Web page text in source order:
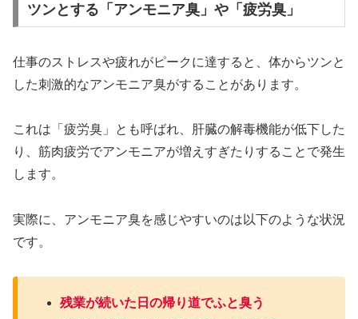
ツンとする「アンモニア臭」や「疲労臭」
仕事のストレスや疲れがピークに達すると、体からツンと
した刺激的なアンモニア臭がすることがあります。
これは「疲労臭」とも呼ばれ、肝臓の解毒機能が低下した
り、筋肉疲労でアンモニアが増えすぎたりすることで発生
します。
実際に、アンモニア臭を感じやすいのは以下のような状況
です。
残業が続いた日の帰り道でふと臭う